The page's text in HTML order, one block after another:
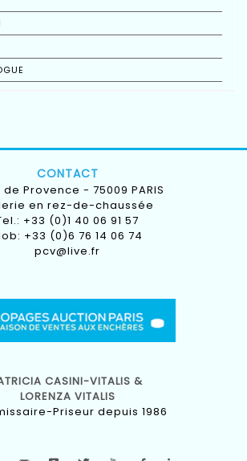
CONTACT
Provence - 75009 PARIS
en rez-de-chaussée
+33 (0)1 40 06 91 57
+33 (0)6 76 14 06 74
pcv@live.fr
CASINI-VITALIS &
LORENZA VITALIS
Priseur depuis 1986